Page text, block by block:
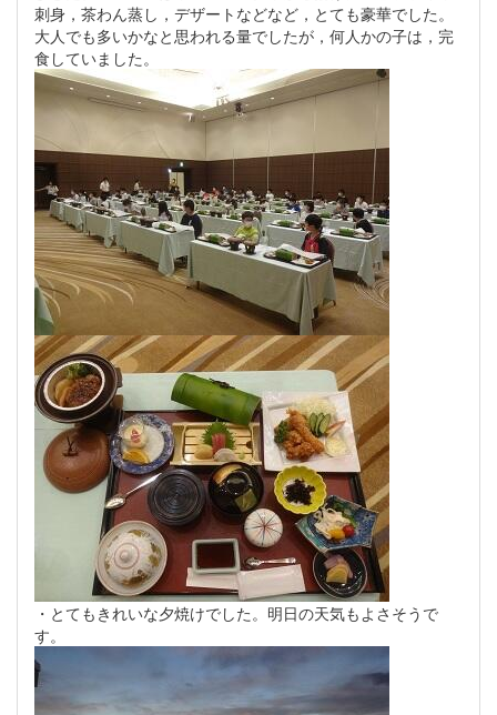
刺身，茶わん蒸し，デザートなどなど，とても豪華でした。
大人でも多いかなと思われる量でしたが，何人かの子は，完
食していました。
・とてもきれいな夕焼けでした。明日の天気もよさそうで
す。